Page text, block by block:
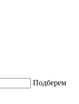
Подберем